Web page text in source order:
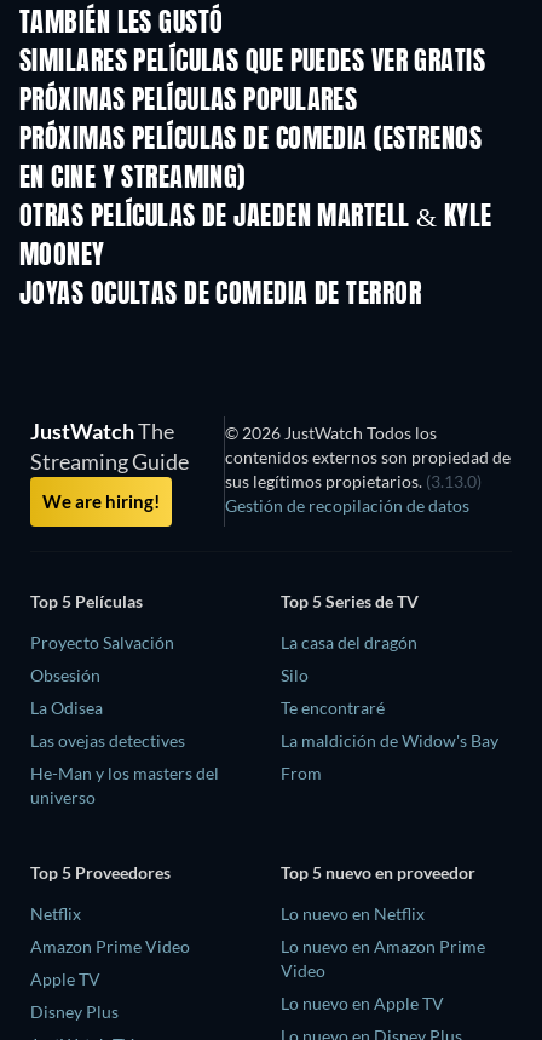
TAMBIÉN LES GUSTÓ
SIMILARES PELÍCULAS QUE PUEDES VER GRATIS
PRÓXIMAS PELÍCULAS POPULARES
PRÓXIMAS PELÍCULAS DE COMEDIA (ESTRENOS
EN CINE Y STREAMING)
OTRAS PELÍCULAS DE JAEDEN MARTELL & KYLE
MOONEY
JOYAS OCULTAS DE COMEDIA DE TERROR
JustWatchThe
Streaming Guide
We are hiring!
© 2026 JustWatch Todos los
contenidos externos son propiedad de
sus legítimos propietarios. (3.13.0)
Gestión de recopilación de datos
Top 5 Películas
Proyecto Salvación
Obsesión
La Odisea
Las ovejas detectives
He-Man y los masters del
universo
Top 5 Series de TV
La casa del dragón
Silo
Te encontraré
La maldición de Widow's Bay
From
Top 5 Proveedores
Netflix
Amazon Prime Video
Apple TV
Disney Plus
Top 5 nuevo en proveedor
Lo nuevo en Netflix
Lo nuevo en Amazon Prime
Video
Lo nuevo en Apple TV
Lo nuevo en Disney Plus